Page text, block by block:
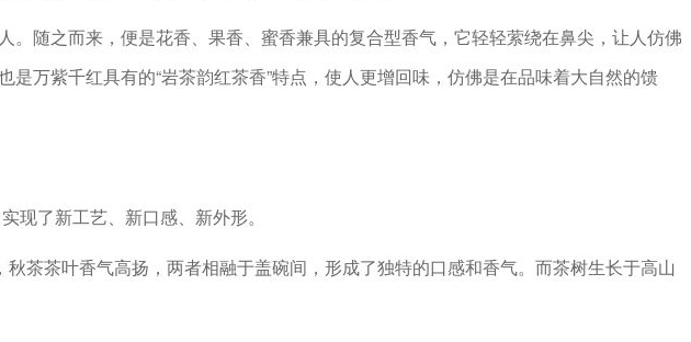
随之而来，便是花香、果香、蜜香兼具的复合型香气，它轻轻萦绕在鼻尖，让人仿佛
万紫千红具有的“岩茶韵红茶香”特点，使人更增回味，仿佛是在品味着大自然的馈
现了新工艺、新口感、新外形。
茶茶叶香气高扬，两者相融于盖碗间，形成了独特的口感和香气。而茶树生长于高山